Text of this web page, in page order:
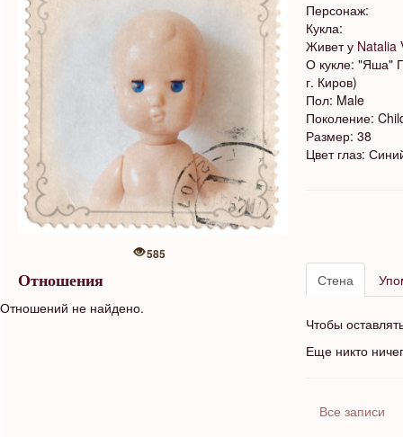
585
Персонаж:
Кукла:
Живет у Natalia
О кукле: "Яша"
г. Киров)
Пол: Male
Поколение:
Размер: 38
Цвет глаз:
Отношения
Отношений не найдено.
Стена
Чтобы
Еще никто
Все записи